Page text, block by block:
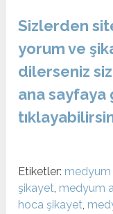
Sizlerden
yorum ve
dilerseniz
ana sayfaya
Etiketler: medyum
şikayet, medyum
hoca şikayet,